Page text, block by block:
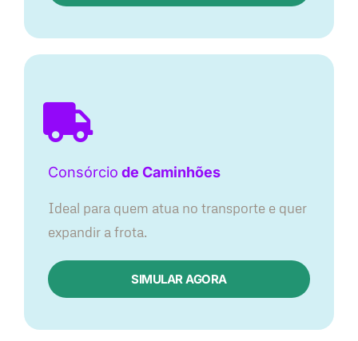
Consórcio de Caminhões
Ideal para quem atua no transporte e quer
expandir a frota.
SIMULAR AGORA